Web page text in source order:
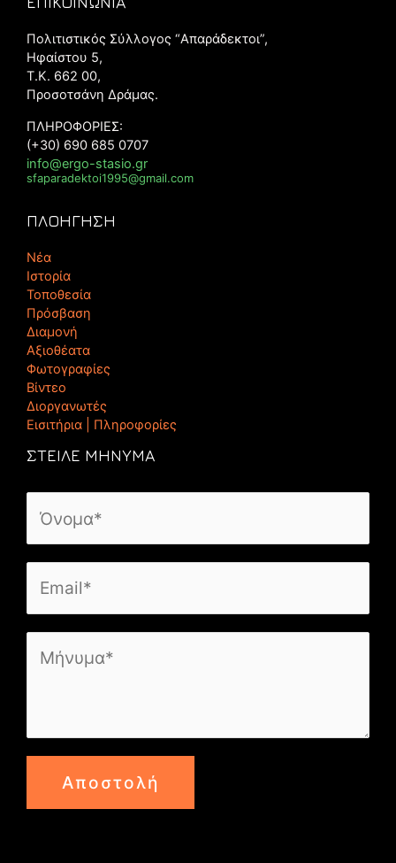
Πολιτιστικός Σύλλογος “Aπαράδεκτοι”,
Ηφαίστου 5,
Τ.Κ. 662 00,
Προσοτσάνη Δράμας.
ΠΛΗΡΟΦΟΡΙΕΣ:
(+30) 690 685 0707
info@ergo-stasio.gr
sfaparadektoi1995@gmail.com
ΠΛΟΗΓΗΣΗ
Νέα
Ιστορία
Τοποθεσία
Πρόσβαση
Διαμονή
Αξιοθέατα
Φωτογραφίες
Βίντεο
Διοργανωτές
Εισιτήρια | Πληροφορίες
ΣΤΕΙΛΕ ΜΗΝΥΜΑ
Αποστολή